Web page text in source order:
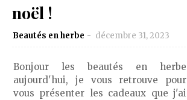
noël !
Beautés en herbe décembre 31, 2023
Bonjour les beautés en herbe
aujourd'hui, je vous retrouve pour
vous présenter les cadeaux que j'ai